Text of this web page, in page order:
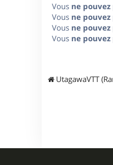
Vous ne pouvez
Vous ne pouvez
Vous ne pouvez
Vous ne pouvez
UtagawaVTT